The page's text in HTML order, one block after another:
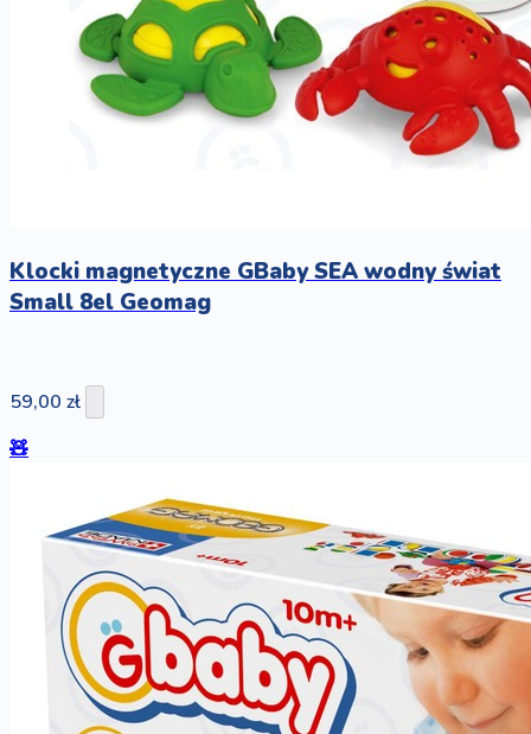
Klocki magnetyczne GBaby SEA wodny świat
Small 8el Geomag
59,00 zł
🧸